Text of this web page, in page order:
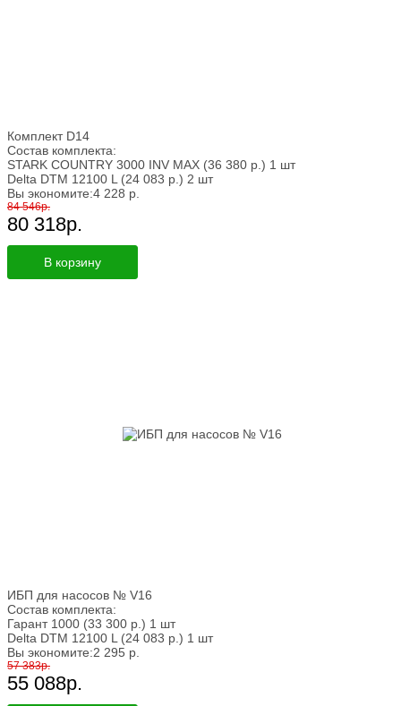
Комплект D14
Состав комплекта:
STARK COUNTRY 3000 INV MAX (36 380 р. ) 1 шт
Delta DTM 12100 L (24 083 р. ) 2 шт
Вы экономите:4 228 р.
84 546р.
80 318р.
В корзину
ИБП для насосов № V16
Состав комплекта:
Гарант 1000 (33 300 р.) 1 шт
Delta DTM 12100 L(24 083 р.) 1 шт
Вы экономите:2 295 р.
57 383р.
55 088р.